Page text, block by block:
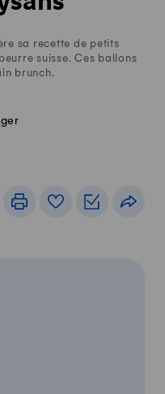
sa recette de petits
suisse. Ces ballons
brunch.
ImprimerLivre de recettes
Listes de
13 pièces